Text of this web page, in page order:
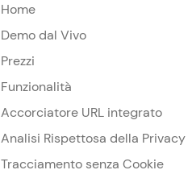
Home
Demo dal Vivo
Prezzi
Funzionalità
Accorciatore URL integrato
Analisi Rispettosa della Privacy
Tracciamento senza Cookie